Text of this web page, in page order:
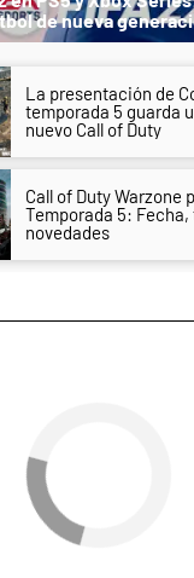
de nueva
La presentación de
temporada 5 guarda
nuevo Call of Duty
Call of Duty Warzone
Temporada 5:
novedades